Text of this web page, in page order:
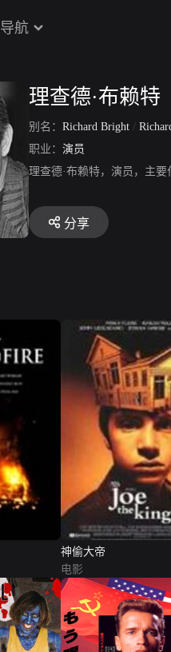
导航
理查德·布赖特
别名： Richard Bright / Richard
职业： 演员
理查德·布赖特，演员，主
分享
神偷大帝
电影